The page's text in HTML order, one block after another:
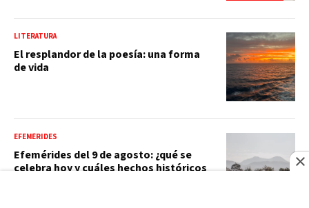
LITERATURA
El resplandor de la poesía: una forma
de vida
EFEMÉRIDES
Efemérides del 9 de agosto: ¿qué se
celebra hoy y cuáles hechos históricos